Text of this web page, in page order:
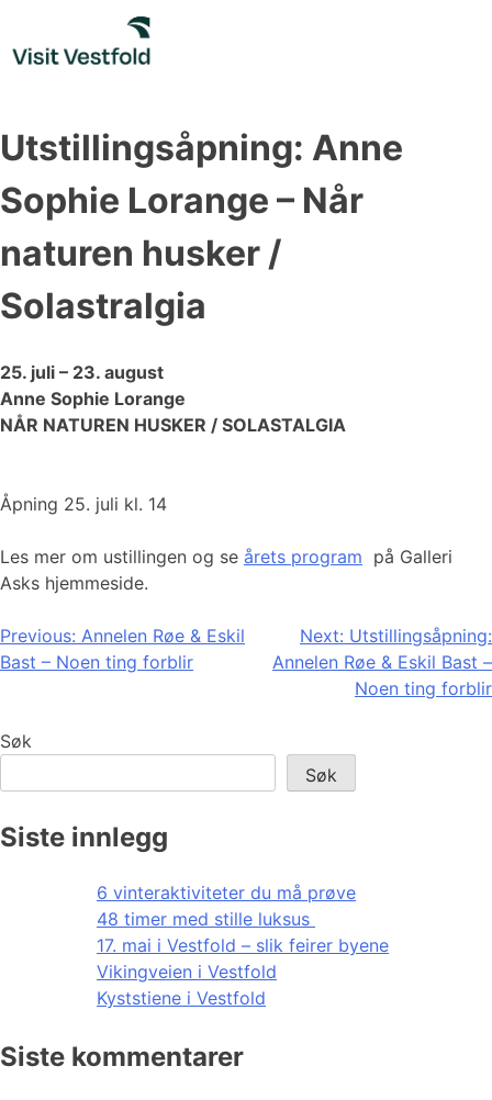
content
Utstillingsåpning: Anne
Sophie Lorange – Når
naturen husker /
Solastralgia
25. juli – 23. august
Anne Sophie Lorange
NÅR NATUREN HUSKER / SOLASTALGIA
Åpning 25. juli kl. 14
Les mer om ustillingen og se årets program på Galleri
Asks hjemmeside.
Innleggsnavigasjon
Previous: Annelen Røe & Eskil
Bast – Noen ting forblir
Next: Utstillingsåpning:
Annelen Røe & Eskil Bast –
Noen ting forblir
Søk
Søk
Siste innlegg
6 vinteraktiviteter du må prøve
48 timer med stille luksus
17. mai i Vestfold – slik feirer byene
Vikingveien i Vestfold
Kyststiene i Vestfold
Siste kommentarer